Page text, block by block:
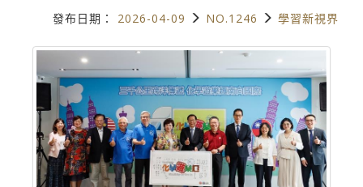
發布日期： 2026-04-09 NO.1246 學習新視界